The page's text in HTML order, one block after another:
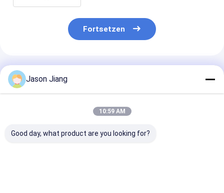
Fortsetzen
Empfohlene Produkte
Jason Jiang
10:59 AM
Good day, what product are you looking for?